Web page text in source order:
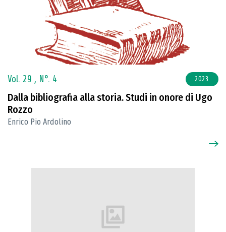
Vol. 29 , N°. 4 2023
Dalla bibliografia alla storia. Studi in onore di Ugo
Rozzo
Enrico Pio Ardolino